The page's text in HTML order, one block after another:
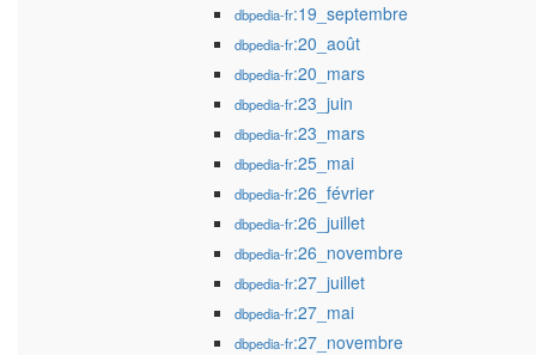
dbpedia-fr:19_septembre
dbpedia-fr:20_août
dbpedia-fr:20_mars
dbpedia-fr:23_juin
dbpedia-fr:23_mars
dbpedia-fr:25_mai
dbpedia-fr:26_février
dbpedia-fr:26_juillet
dbpedia-fr:26_novembre
dbpedia-fr:27_juillet
dbpedia-fr:27_mai
dbpedia-fr:27_novembre